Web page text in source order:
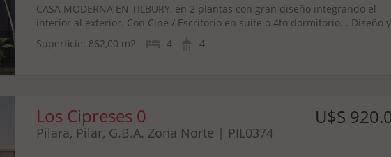
CASA MODERNA EN TILBURY, en 2 plantas con gran diseño integrando el
interior al exterior. Con Cine / Escritorio en suite o 4to dormitorio. . Diseño
Superficie: 862,00 m2 4 4
Los Cipreses 0 U$S
Pilara, Pilar, G.B.A. Zona Norte | PIL0374